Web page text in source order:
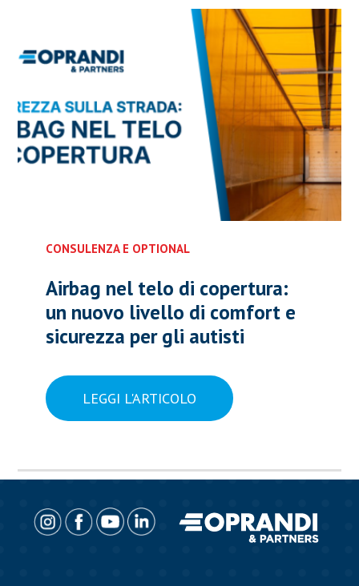
CONSULENZA E OPTIONAL
Airbag nel telo di copertura:
un nuovo livello di comfort e
sicurezza per gli autisti
LEGGI L'ARTICOLO